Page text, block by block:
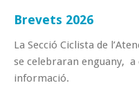
Brevets 2026
La Secció Ciclista de
se celebraran enguany,
informació.